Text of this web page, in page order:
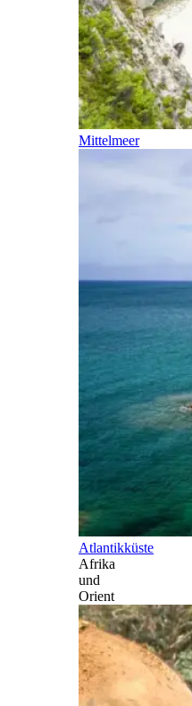
Mittelmeer
Atlantikküste
Afrika
und
Orient